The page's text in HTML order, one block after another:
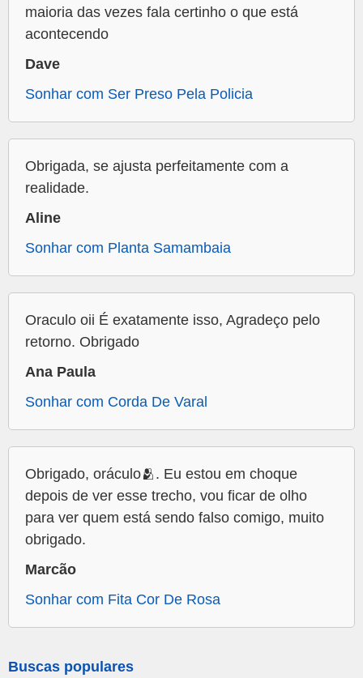
maioria das vezes fala certinho o que está
acontecendo
Dave
Sonhar com Ser Preso Pela Policia
Obrigada, se ajusta perfeitamente com a
realidade.
Aline
Sonhar com Planta Samambaia
Oraculo oii É exatamente isso, Agradeço pelo
retorno. Obrigado
Ana Paula
Sonhar com Corda De Varal
Obrigado, oráculo🫂. Eu estou em choque
depois de ver esse trecho, vou ficar de olho
para ver quem está sendo falso comigo, muito
obrigado.
Marcão
Sonhar com Fita Cor De Rosa
Buscas populares